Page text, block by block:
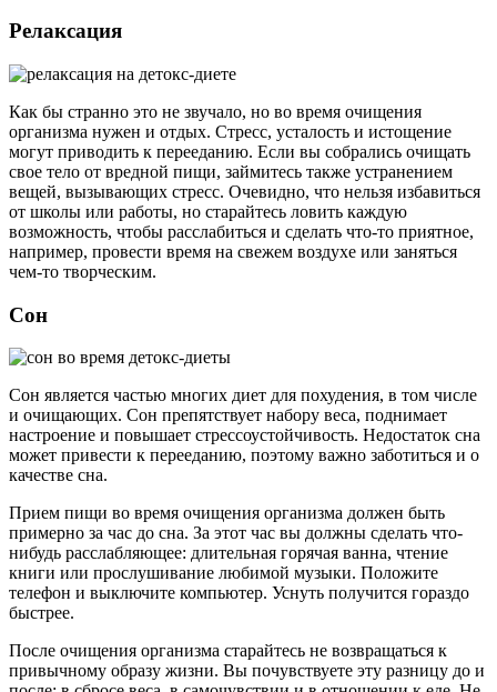
Релаксация
Как бы странно это не звучало, но во время очищения
организма нужен и отдых. Стресс, усталость и истощение
могут приводить к перееданию. Если вы собрались очищать
свое тело от вредной пищи, займитесь также устранением
вещей, вызывающих стресс. Очевидно, что нельзя избавиться
от школы или работы, но старайтесь ловить каждую
возможность, чтобы расслабиться и сделать что-то приятное,
например, провести время на свежем воздухе или заняться
чем-то творческим.
Сон
Сон является частью многих диет для похудения, в том числе
и очищающих. Сон препятствует набору веса, поднимает
настроение и повышает стрессоустойчивость. Недостаток сна
может привести к перееданию, поэтому важно заботиться и о
качестве сна.
Прием пищи во время очищения организма должен быть
примерно за час до сна. За этот час вы должны сделать что-
нибудь расслабляющее: длительная горячая ванна, чтение
книги или прослушивание любимой музыки. Положите
телефон и выключите компьютер. Уснуть получится гораздо
быстрее.
После очищения организма старайтесь не возвращаться к
привычному образу жизни. Вы почувствуете эту разницу до и